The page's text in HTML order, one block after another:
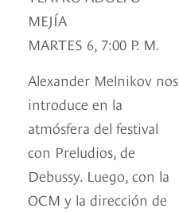
MEJÍA
MARTES 6, 7:00 P. M.
Alexander Melnikov nos
introduce en la
atmósfera del festival
con Preludios, de
Debussy. Luego, con la
OCM y la dirección de